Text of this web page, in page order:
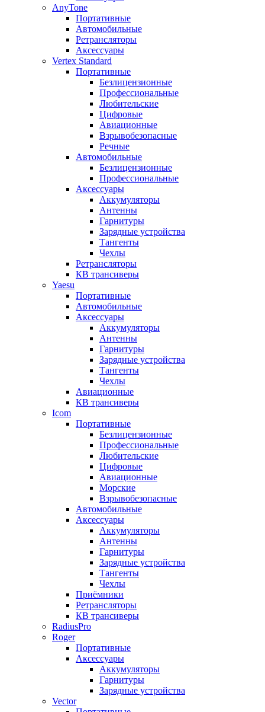
AnyTone
Портативные
Автомобильные
Ретрансляторы
Аксессуары
Vertex Standard
Портативные
Безлицензионные
Профессиональные
Любительские
Цифровые
Авиационные
Взрывобезопасные
Речные
Автомобильные
Безлицензионные
Профессиональные
Аксессуары
Аккумуляторы
Антенны
Гарнитуры
Зарядные устройства
Тангенты
Чехлы
Ретрансляторы
КВ трансиверы
Yaesu
Портативные
Автомобильные
Аксессуары
Аккумуляторы
Антенны
Гарнитуры
Зарядные устройства
Тангенты
Чехлы
Авиационные
КВ трансиверы
Icom
Портативные
Безлицензионные
Профессиональные
Любительские
Цифровые
Авиационные
Морские
Взрывобезопасные
Автомобильные
Аксессуары
Аккумуляторы
Антенны
Гарнитуры
Зарядные устройства
Тангенты
Чехлы
Приёмники
Ретрансляторы
КВ трансиверы
RadiusPro
Roger
Портативные
Аксессуары
Аккумуляторы
Гарнитуры
Зарядные устройства
Vector